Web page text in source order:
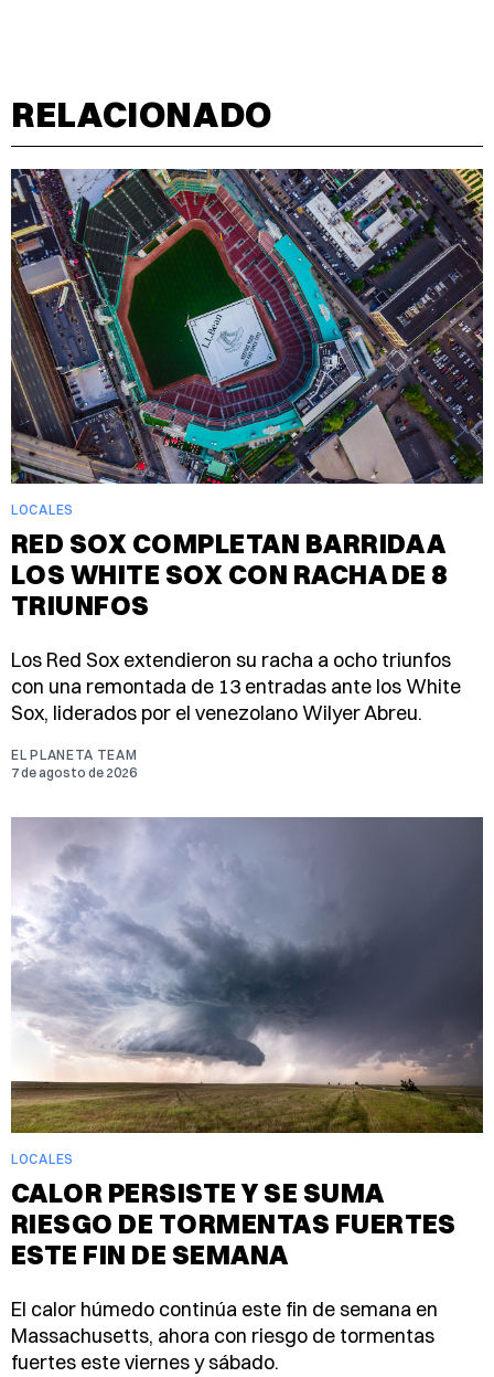
RELACIONADO
LOCALES
RED SOX COMPLETAN BARRIDA A
LOS WHITE SOX CON RACHA DE 8
TRIUNFOS
Los Red Sox extendieron su racha a ocho triunfos
con una remontada de 13 entradas ante los White
Sox, liderados por el venezolano Wilyer Abreu.
EL PLANETA TEAM
7 de agosto de 2026
LOCALES
CALOR PERSISTE Y SE SUMA
RIESGO DE TORMENTAS FUERTES
ESTE FIN DE SEMANA
El calor húmedo continúa este fin de semana en
Massachusetts, ahora con riesgo de tormentas
fuertes este viernes y sábado.